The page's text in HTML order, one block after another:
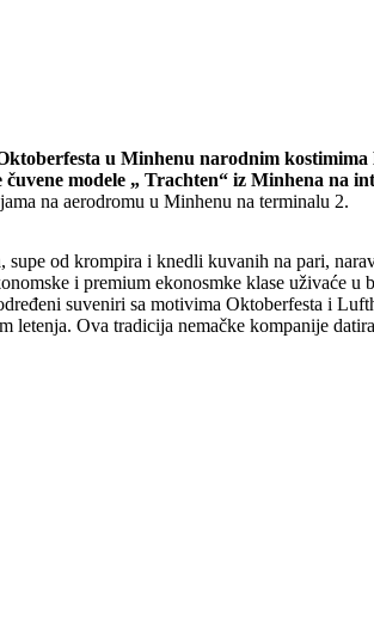
u Minhenu narodnim kostimima
čuvene modele „ Trachten“ iz Minhena na
na aerodromu u Minhenu na terminalu 2.
supe od krompira i knedli kuvanih na pari,
i premium ekonosmke klase uživaće
suveniri sa motivima Oktoberfesta i
Ova tradicija nemačke kompanije